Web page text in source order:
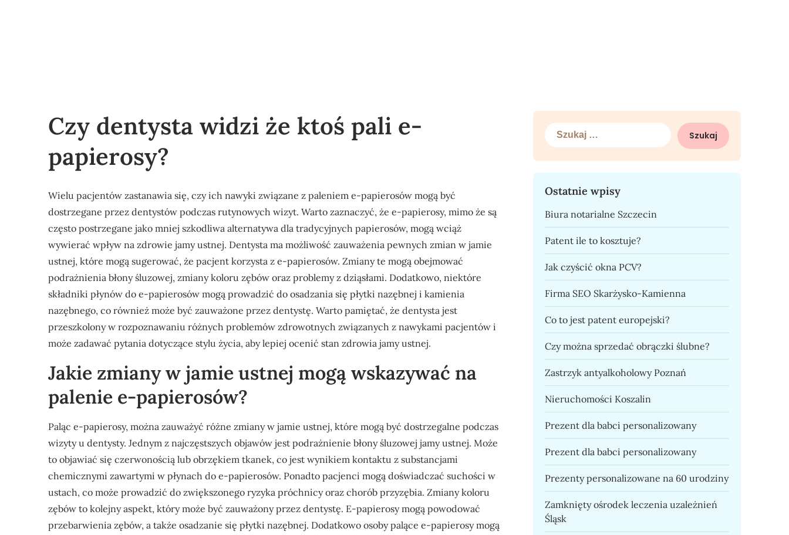
Czy dentysta widzi że ktoś pali e-
papierosy?
Wielu pacjentów zastanawia się, czy ich nawyki związane z paleniem e-papierosów mogą być
dostrzegane przez dentystów podczas rutynowych wizyt. Warto zaznaczyć, że e-papierosy, mimo że są
często postrzegane jako mniej szkodliwa alternatywa dla tradycyjnych papierosów, mogą wciąż
wywierać wpływ na zdrowie jamy ustnej. Dentysta ma możliwość zauważenia pewnych zmian w jamie
ustnej, które mogą sugerować, że pacjent korzysta z e-papierosów. Zmiany te mogą obejmować
podrażnienia błony śluzowej, zmiany koloru zębów oraz problemy z dziąsłami. Dodatkowo, niektóre
składniki płynów do e-papierosów mogą prowadzić do osadzania się płytki nazębnej i kamienia
nazębnego, co również może być zauważone przez dentystę. Warto pamiętać, że dentysta jest
przeszkolony w rozpoznawaniu różnych problemów zdrowotnych związanych z nawykami pacjentów i
może zadawać pytania dotyczące stylu życia, aby lepiej ocenić stan zdrowia jamy ustnej.
Jakie zmiany w jamie ustnej mogą wskazywać na
palenie e-papierosów?
Paląc e-papierosy, można zauważyć różne zmiany w jamie ustnej, które mogą być dostrzegalne podczas
wizyty u dentysty. Jednym z najczęstszych objawów jest podrażnienie błony śluzowej jamy ustnej. Może
to objawiać się czerwonością lub obrzękiem tkanek, co jest wynikiem kontaktu z substancjami
chemicznymi zawartymi w płynach do e-papierosów. Ponadto pacjenci mogą doświadczać suchości w
ustach, co może prowadzić do zwiększonego ryzyka próchnicy oraz chorób przyzębia. Zmiany koloru
zębów to kolejny aspekt, który może być zauważony przez dentystę. E-papierosy mogą powodować
przebarwienia zębów, a także osadzanie się płytki nazębnej. Dodatkowo osoby palące e-papierosy mogą
Szukaj:
Ostatnie wpisy
Biura notarialne Szczecin
Patent ile to kosztuje?
Jak czyścić okna PCV?
Firma SEO Skarżysko-Kamienna
Co to jest patent europejski?
Czy można sprzedać obrączki ślubne?
Zastrzyk antyalkoholowy Poznań
Nieruchomości Koszalin
Prezent dla babci personalizowany
Prezent dla babci personalizowany
Prezenty personalizowane na 60 urodziny
Zamknięty ośrodek leczenia uzależnień
Śląsk